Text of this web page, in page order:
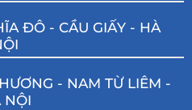
ĐÔ - CẦU GIẤY - HÀ
- NAM TỪ LIÊM -
NỘI